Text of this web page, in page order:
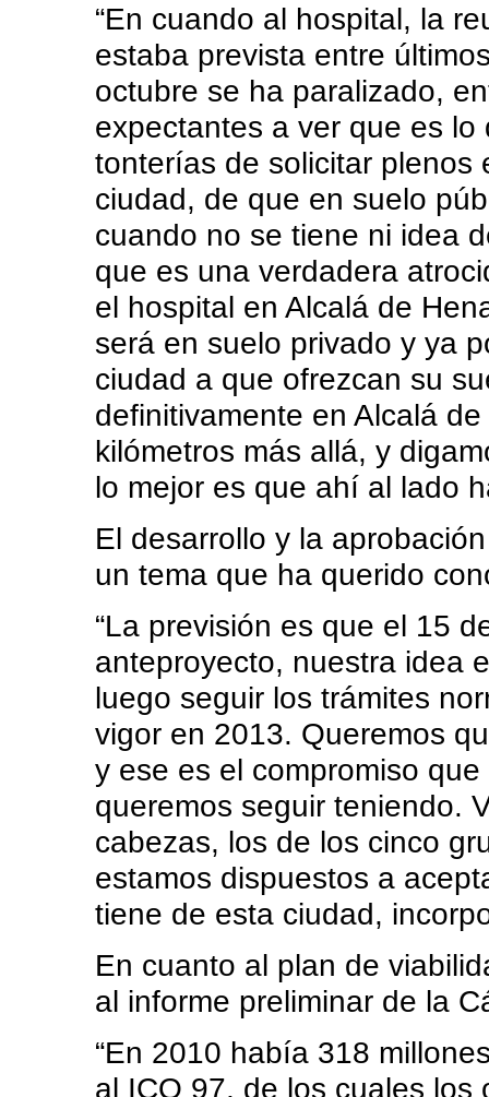
“En cuando al hospital, la
estaba prevista entre
octubre se ha paralizado,
expectantes a ver que es
tonterías de solicitar plenos
ciudad, de que en suelo
cuando no se tiene ni idea
que es una verdadera
el hospital en Alcalá de
será en suelo privado y ya
ciudad a que ofrezcan su
definitivamente en Alcalá
kilómetros más allá, y
lo mejor es que ahí al lado
El desarrollo y la
un tema que ha querido
“La previsión es que el 15
anteproyecto, nuestra idea
luego seguir los trámites
vigor en 2013. Queremos
y ese es el compromiso
queremos seguir teniendo.
cabezas, los de los cinco
estamos dispuestos a
tiene de esta ciudad,
En cuanto al plan de
al informe preliminar de la
“En 2010 había 318
al ICO 97, de los cuales